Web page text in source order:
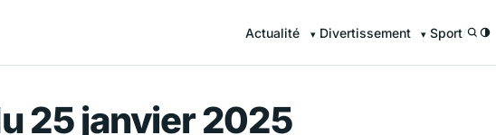
en continu
Actualité Divertissement Sport/
25 janvier 2025